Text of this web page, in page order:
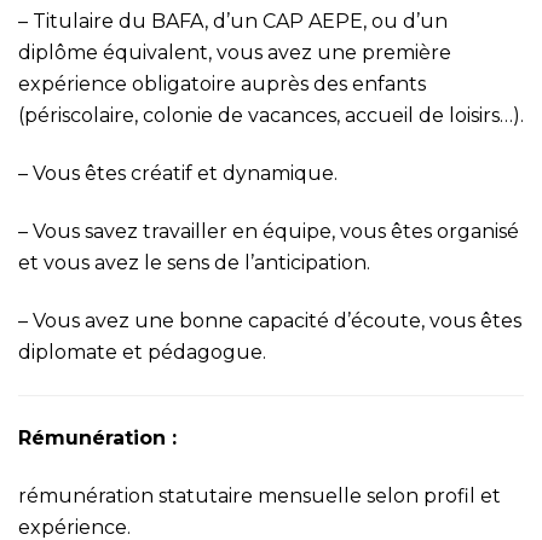
– Titulaire du BAFA, d’un CAP AEPE, ou d’un
diplôme équivalent, vous avez une première
expérience obligatoire auprès des enfants
(périscolaire, colonie de vacances, accueil de loisirs…).
– Vous êtes créatif et dynamique.
– Vous savez travailler en équipe, vous êtes organisé
et vous avez le sens de l’anticipation.
– Vous avez une bonne capacité d’écoute, vous êtes
diplomate et pédagogue.
Rémunération :
rémunération statutaire mensuelle selon profil et
expérience.